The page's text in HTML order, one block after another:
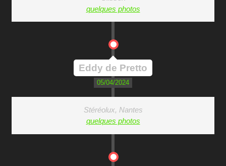
quelques photos
Eddy de Pretto
05/04/2024
Stéréolux, Nantes
quelques photos